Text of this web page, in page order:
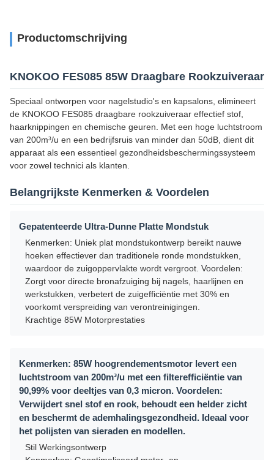
Productomschrijving
KNOKOO FES085 85W Draagbare Rookzuiveraar
Speciaal ontworpen voor nagelstudio's en kapsalons, elimineert
de KNOKOO FES085 draagbare rookzuiveraar effectief stof,
haarknippingen en chemische geuren. Met een hoge luchtstroom
van 200m³/u en een bedrijfsruis van minder dan 50dB, dient dit
apparaat als een essentieel gezondheidsbeschermingssysteem
voor zowel technici als klanten.
Belangrijkste Kenmerken & Voordelen
Gepatenteerde Ultra-Dunne Platte Mondstuk
Kenmerken: Uniek plat mondstukontwerp bereikt nauwe
hoeken effectiever dan traditionele ronde mondstukken,
waardoor de zuigoppervlakte wordt vergroot. Voordelen:
Zorgt voor directe bronafzuiging bij nagels, haarlijnen en
werkstukken, verbetert de zuigefficiëntie met 30% en
voorkomt verspreiding van verontreinigingen.
Krachtige 85W Motorprestaties
Kenmerken: 85W hoogrendementsmotor levert een
luchtstroom van 200m³/u met een filterefficiëntie van
90,99% voor deeltjes van 0,3 micron. Voordelen:
Verwijdert snel stof en rook, behoudt een helder zicht
en beschermt de ademhalingsgezondheid. Ideaal voor
het polijsten van sieraden en modellen.
Stil Werkingsontwerp